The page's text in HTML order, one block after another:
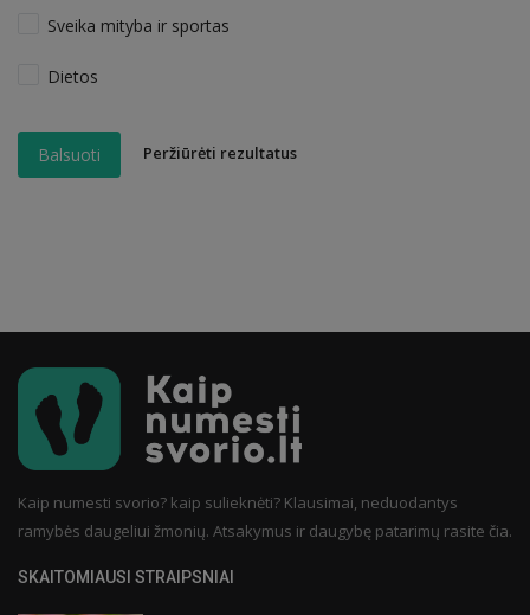
Sveika mityba ir sportas
Dietos
Balsuoti Peržiūrėti rezultatus
Kaip numesti svorio? kaip sulieknėti? Klausimai, neduodantys
ramybės daugeliui žmonių. Atsakymus ir daugybę patarimų rasite čia.
SKAITOMIAUSI STRAIPSNIAI